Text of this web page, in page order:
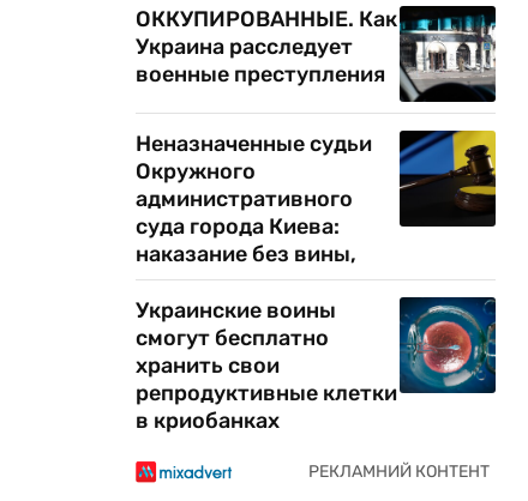
ОККУПИРОВАННЫЕ. Как
Украина расследует
военные преступления
Неназначенные судьи
Окружного
административного
суда города Киева:
наказание без вины,
Украинские воины
смогут бесплатно
хранить свои
репродуктивные клетки
в криобанках